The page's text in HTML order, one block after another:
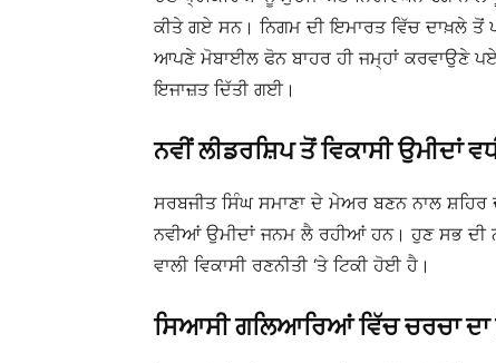
ਕੀਤੇ ਗਏ ਸਨ। ਨਿਗਮ ਦੀ ਇਮਾਰਤ ਵਿੱਚ ਦਾਖ਼ਲੇ ਤੋਂ
ਆਪਣੇ ਮੋਬਾਈਲ ਫੋਨ ਬਾਹਰ ਹੀ ਜਮ੍ਹਾਂ ਕਰਵਾਉਣੇ
ਇਜਾਜ਼ਤ ਦਿੱਤੀ ਗਈ।
ਨਵੀਂ ਲੀਡਰਸ਼ਿਪ ਤੋਂ ਵਿਕਾਸੀ ਉਮੀਦਾਂ
ਸਰਬਜੀਤ ਸਿੰਘ ਸਮਾਣਾ ਦੇ ਮੇਅਰ ਬਣਨ ਨਾਲ
ਨਵੀਆਂ ਉਮੀਦਾਂ ਜਨਮ ਲੈ ਰਹੀਆਂ ਹਨ। ਹੁਣ ਸਭ
ਵਾਲੀ ਵਿਕਾਸੀ ਰਣਨੀਤੀ ‘ਤੇ ਟਿਕੀ ਹੋਈ ਹੈ।
ਸਿਆਸੀ ਗਲਿਆਰਿਆਂ ਵਿੱਚ ਚਰਚਾ ਦਾ